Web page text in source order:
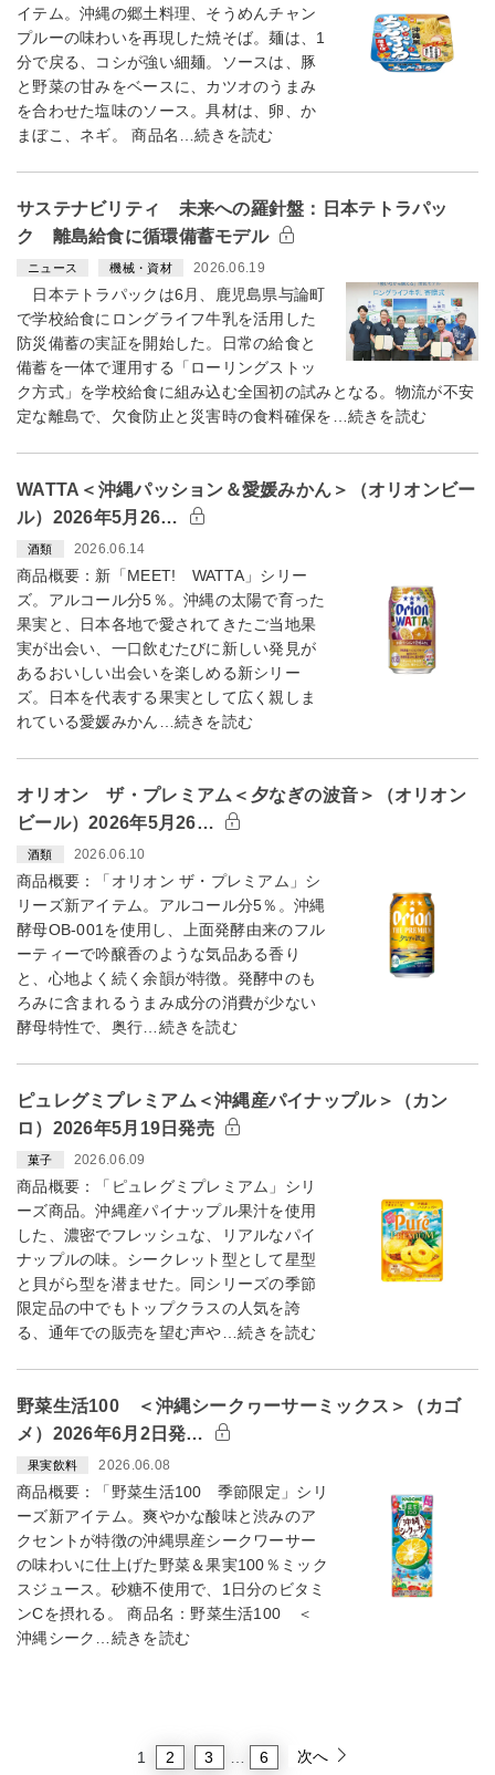
イテム。沖縄の郷土料理、そうめんチャン
プルーの味わいを再現した焼そば。麺は、1
分で戻る、コシが強い細麺。ソースは、豚
と野菜の甘みをベースに、カツオのうまみ
を合わせた塩味のソース。具材は、卵、か
まぼこ、ネギ。 商品名…続きを読む
サステナビリティ 未来への羅針盤：日本テトラパッ
ク 離島給食に循環備蓄モデル
ニュース 機械・資材 2026.06.19
日本テトラパックは6月、鹿児島県与論町
で学校給食にロングライフ牛乳を活用した
防災備蓄の実証を開始した。日常の給食と
備蓄を一体で運用する「ローリングストッ
ク方式」を学校給食に組み込む全国初の試みとなる。物流が不安
定な離島で、欠食防止と災害時の食料確保を…続きを読む
WATTA＜沖縄パッション＆愛媛みかん＞（オリオンビー
ル）2026年5月26…
酒類 2026.06.14
商品概要：新「MEET! WATTA」シリー
ズ。アルコール分5％。沖縄の太陽で育った
果実と、日本各地で愛されてきたご当地果
実が出会い、一口飲むたびに新しい発見が
あるおいしい出会いを楽しめる新シリー
ズ。日本を代表する果実として広く親しま
れている愛媛みかん…続きを読む
オリオン ザ・プレミアム＜夕なぎの波音＞（オリオン
ビール）2026年5月26…
酒類 2026.06.10
商品概要：「オリオン ザ・プレミアム」シ
リーズ新アイテム。アルコール分5％。沖縄
酵母OB-001を使用し、上面発酵由来のフル
ーティーで吟醸香のような気品ある香り
と、心地よく続く余韻が特徴。発酵中のも
ろみに含まれるうまみ成分の消費が少ない
酵母特性で、奥行…続きを読む
ピュレグミプレミアム＜沖縄産パイナップル＞（カン
ロ）2026年5月19日発売
菓子 2026.06.09
商品概要：「ピュレグミプレミアム」シリ
ーズ商品。沖縄産パイナップル果汁を使用
した、濃密でフレッシュな、リアルなパイ
ナップルの味。シークレット型として星型
と貝がら型を潜ませた。同シリーズの季節
限定品の中でもトップクラスの人気を誇
る、通年での販売を望む声や…続きを読む
野菜生活100 ＜沖縄シークヮーサーミックス＞（カゴ
メ）2026年6月2日発…
果実飲料 2026.06.08
商品概要：「野菜生活100 季節限定」シリ
ーズ新アイテム。爽やかな酸味と渋みのア
クセントが特徴の沖縄県産シークワーサー
の味わいに仕上げた野菜＆果実100％ミック
スジュース。砂糖不使用で、1日分のビタミ
ンCを摂れる。 商品名：野菜生活100 ＜
沖縄シーク…続きを読む
1 2 3 6 次へ